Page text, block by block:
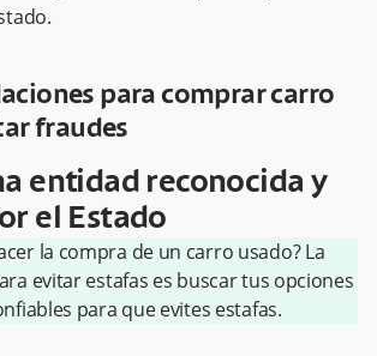
para comprar carro
fraudes
entidad reconocida y
el Estado
la compra de un carro usado? La
evitar estafas es buscar tus opciones
para que evites estafas.